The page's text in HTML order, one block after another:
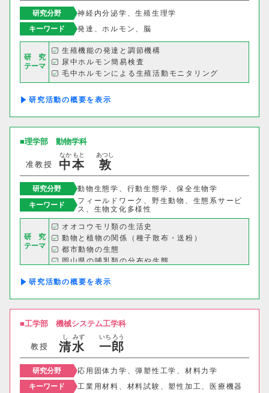
研究分野
神経内分泌学、生殖生理学
キーワード
発達、ホルモン、脳
研 究
テーマ
生殖機能の発達と調節機構
尿中ホルモン簡易検査
毛中ホルモンによる生殖活動モニタリング
研究活動の概要
理学部 動物学科
准教授 中
なか
本
もと
敦
あつし
研究分野
動物生態学、行動生態学、保全生物学
キーワード
フィールドワーク、野生動物、生態系サービ
ス、生物文化多様性
研 究
テーマ
オオコウモリ類の生活史
動物と植物の関係（種子散布・送粉）
都市動物の生態
岡山県の哺乳類の分布や生態
研究活動の概要
工学部 機械システム工学科
教授 清
し
水
みず
一
いち
郎
ろう
研究分野
応用固体力学、弾塑性工学、材料力学
キーワード
工業用材料、材料試験、塑性加工、医療機器
キャリア支援センター
情報基盤センター
研究・社会連携センター
フロンティア理工学研究所
自然フィールドワークセンター
ワイン発酵科学センター
生物医科学検査研究センター
古生物学・年代学研究センター
工作センター
通信教育部情報理工学部
情報理工学科（通信）